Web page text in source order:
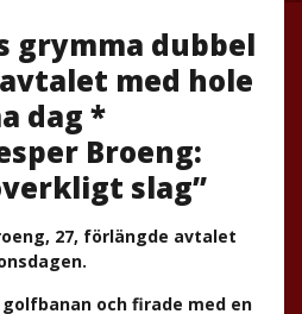
grymma dubbel
med hole
dag *
Broeng:
slag”
27, förlängde avtalet
och firade med en